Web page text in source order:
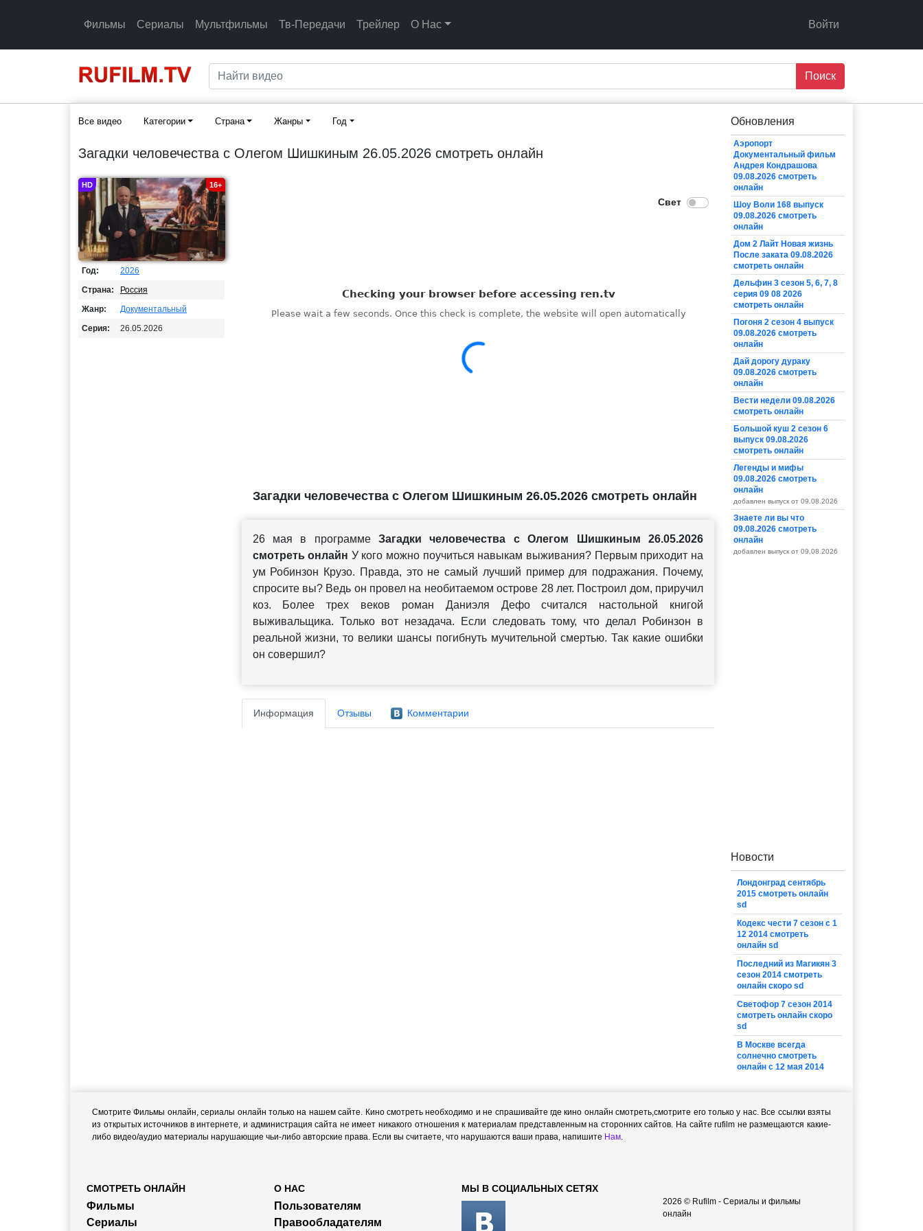
Фильмы Сериалы Мультфильмы Тв-Передачи Трейлер О Нас Войти
Поиск
Все видео Категории Страна Жанры Год
Загадки человечества с Олегом Шишкиным 26.05.2026 смотреть онлайн
HD 16+
Год:
2026
Страна:
Россия
Жанр:
Документальный
Серия:
26.05.2026
Загадки человечества с Олегом Шишкиным 26.05.2026 смотреть онлайн
26 мая в программеЗагадки человечества с Олегом Шишкиным 26.05.2026
смотреть онлайн У кого можно поучиться навыкам выживания? Первым приходит на
ум Робинзон Крузо. Правда, это не самый лучший пример для подражания. Почему,
спросите вы? Ведь он провел на необитаемом острове 28 лет. Построил дом, приручил
коз. Более трех веков роман Даниэля Дефо считался настольной книгой
выживальщика. Только вот незадача. Если следовать тому, что делал Робинзон в
реальной жизни, то велики шансы погибнуть мучительной смертью. Так какие ошибки
он совершил?
Информация Отзывы Комментарии
Обновления
Аэропорт
Документальный фильм
Андрея Кондрашова
09.08.2026 смотреть
онлайн
Шоу Воли 168 выпуск
09.08.2026 смотреть
онлайн
Дом 2 Лайт Новая жизнь
После заката 09.08.2026
смотреть онлайн
Дельфин 3 сезон 5, 6, 7, 8
серия 09 08 2026
смотреть онлайн
Погоня 2 сезон 4 выпуск
09.08.2026 смотреть
онлайн
Дай дорогу дураку
09.08.2026 смотреть
онлайн
Вести недели 09.08.2026
смотреть онлайн
Большой куш 2 сезон 6
выпуск 09.08.2026
смотреть онлайн
Легенды и мифы
09.08.2026 смотреть
онлайн
добавлен выпуск от 09.08.2026
Знаете ли вы что
09.08.2026 смотреть
онлайн
добавлен выпуск от 09.08.2026
Новости
Лондонград сентябрь
2015 смотреть онлайн
sd
Кодекс чести 7 сезон с 1
12 2014 смотреть
онлайн sd
Последний из Магикян 3
сезон 2014 смотреть
онлайн скоро sd
Светофор 7 сезон 2014
смотреть онлайн скоро
sd
В Москве всегда
солнечно смотреть
онлайн с 12 мая 2014
Смотрите Фильмы онлайн, сериалы онлайн только на нашем сайте. Кино смотреть необходимо и не спрашивайте где кино онлайн смотреть,cмотрите его только у нас. Все ссылки взяты
из открытых источников в интернете, и администрация сайта не имеет никакого отношения к материалам представленным на сторонних сайтов. На сайте rufilm не размещаются какие-
либо видео/аудио материалы нарушающие чьи-либо авторские права. Если вы считаете, что нарушаются ваши права, напишите Нам.
СМОТРЕТЬ ОНЛАЙН
Фильмы
Сериалы
О НАС
Пользователям
Правообладателям
МЫ В СОЦИАЛЬНЫХ СЕТЯХ
2026 © Rufilm - Сериалы и фильмы
онлайн